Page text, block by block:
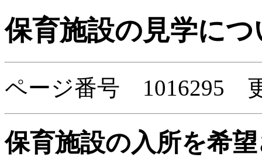
保育施設の見学につ
ページ番号 1016295
保育施設の入所を希